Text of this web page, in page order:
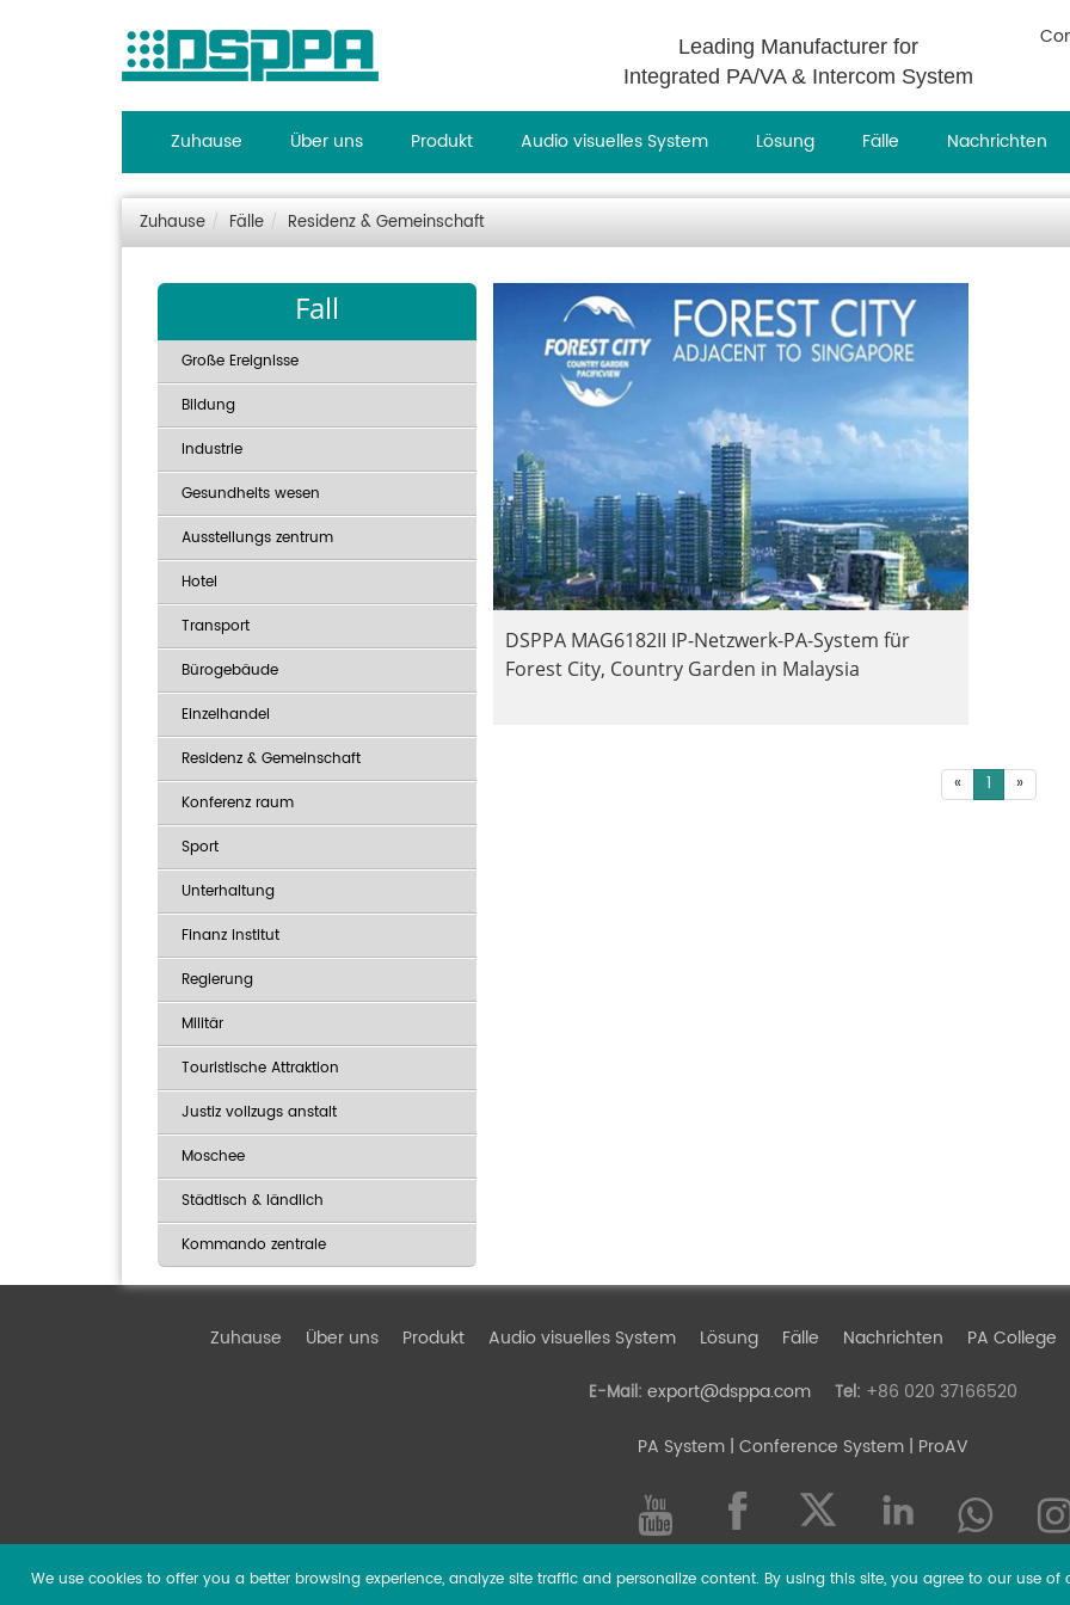
Leading Manufacturer for
Integrated PA/VA & Intercom System
Zuhause Über uns Produkt Audio visuelles System Lösung Fälle Nachrichten
Zuhause Fälle Residenz & Gemeinschaft
Fall
Große Ereignisse
Bildung
Industrie
Gesundheits wesen
Ausstellungs zentrum
Hotel
Transport
Bürogebäude
Einzelhandel
Residenz & Gemeinschaft
Konferenz raum
Sport
Unterhaltung
Finanz institut
Regierung
Militär
Touristische Attraktion
Justiz vollzugs anstalt
Moschee
Städtisch & ländlich
Kommando zentrale
DSPPA MAG6182II IP-Netzwerk-PA-System für
Forest City, Country Garden in Malaysia
« 1 »
Zuhause Über uns Produkt Audio visuelles System Lösung Fälle Nachrichten PA College
E-Mail: export@dsppa.com Tel: +86 020 37166520
PA System| Conference System | ProAV
We use cookies to offer you a better browsing experience, analyze site traffic and personalize content. By using this site, you agree to our use of